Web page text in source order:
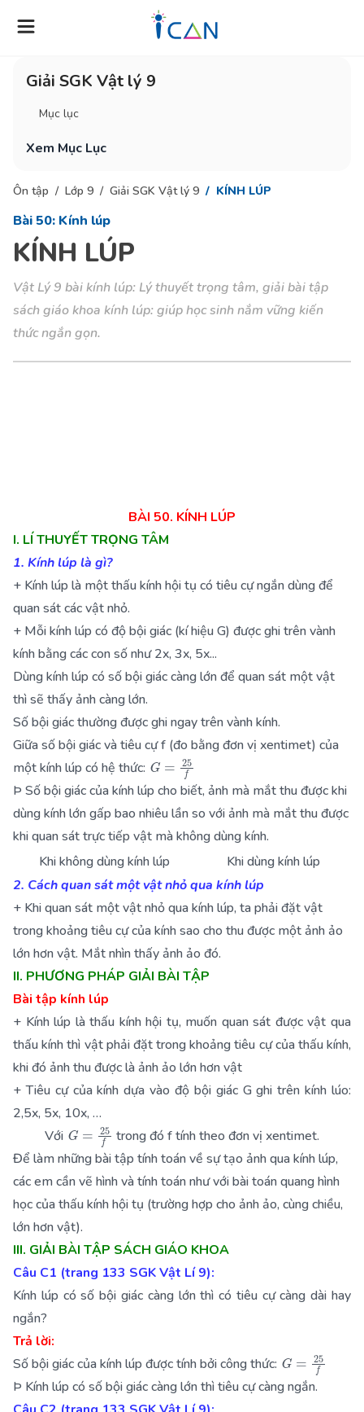
Giải SGK Vật lý 9
Mục lục
Xem Mục Lục
Ôn tập Lớp 9 Giải SGK Vật lý 9 KÍNH LÚP
Bài 50: Kính lúp
KÍNH LÚP
Vật Lý 9 bài kính lúp: Lý thuyết trọng tâm, giải bài tập
sách giáo khoa kính lúp: giúp học sinh nắm vững kiến
thức ngắn gọn.
BÀI 50. KÍNH LÚP
I. LÍ THUYẾT TRỌNG TÂM
1. Kính lúp là gì?
+ Kính lúp là một thấu kính hội tụ có tiêu cự ngắn dùng để
quan sát các vật nhỏ.
+ Mỗi kính lúp có độ bội giác (kí hiệu G) được ghi trên vành
kính bằng các con số như 2x, 3x, 5x...
Dùng kính lúp có số bội giác càng lớn để quan sát một vật
thì sẽ thấy ảnh càng lớn.
Số bội giác thường được ghi ngay trên vành kính.
Giữa số bội giác và tiêu cự f (đo bằng đơn vị xentimet) của
một kính lúp có hệ thức: G 25f
Þ Số bội giác của kính lúp cho biết, ảnh mà mắt thu được khi
dùng kính lớn gấp bao nhiêu lần so với ảnh mà mắt thu được
khi quan sát trực tiếp vật mà không dùng kính.
Khi không dùng kính lúp
Khi dùng kính lúp
2. Cách quan sát một vật nhỏ qua kính lúp
+ Khi quan sát một vật nhỏ qua kính lúp, ta phải đặt vật
trong khoảng tiêu cự của kính sao cho thu được một ảnh ảo
lớn hơn vật. Mắt nhìn thấy ảnh ảo đó.
II. PHƯƠNG PHÁP GIẢI BÀI TẬP
Bài tập kính lúp
+ Kính lúp là thấu kính hội tụ, muốn quan sát được vật qua
thấu kính thì vật phải đặt trong khoảng tiêu cự của thấu kính,
khi đó ảnh thu được là ảnh ảo lớn hơn vật
+ Tiêu cự của kính dựa vào độ bội giác G ghi trên kính lúo:
2,5x, 5x, 10x, …
Với G= 25f trong đó f tính theo đơn vị xentimet.
Để làm những bài tập tính toán về sự tạo ảnh qua kính lúp,
các em cần vẽ hình và tính toán như với bài toán quang hình
học của thấu kính hội tụ (trường hợp cho ảnh ảo, cùng chiều,
lớn hơn vật).
III. GIẢI BÀI TẬP SÁCH GIÁO KHOA
Câu C1 (trang 133 SGK Vật Lí 9):
Kính lúp có số bội giác càng lớn thì có tiêu cự càng dài hay
ngắn?
Trả lời:
Số bội giác của kính lúp được tính bởi công thức: G 25f
Þ Kính lúp có số bội giác càng lớn thì tiêu cự càng ngắn.